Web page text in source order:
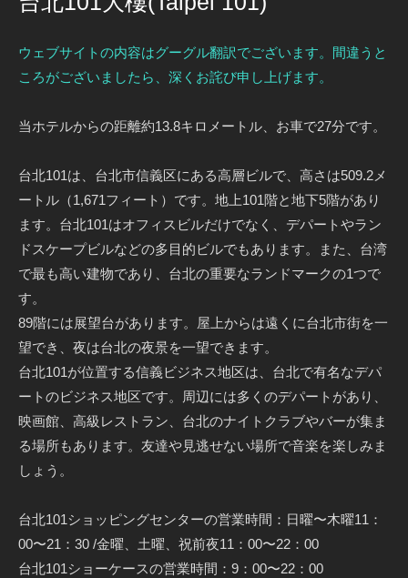
ウェブサイトの内容はグーグル翻訳でございます。間違うと
ころがございましたら、深くお詫び申し上げます。
当ホテルからの距離約13.8キロメートル、お車で27分です。
台北101は、台北市信義区にある高層ビルで、高さは509.2メ
ートル（1,671フィート）です。地上101階と地下5階があり
ます。台北101はオフィスビルだけでなく、デパートやラン
ドスケープビルなどの多目的ビルでもあります。また、台湾
で最も高い建物であり、台北の重要なランドマークの1つで
す。
89階には展望台があります。屋上からは遠くに台北市街を一
望でき、夜は台北の夜景を一望できます。
台北101が位置する信義ビジネス地区は、台北で有名なデパ
ートのビジネス地区です。周辺には多くのデパートがあり、
映画館、高級レストラン、台北のナイトクラブやバーが集ま
る場所もあります。友達や見逃せない場所で音楽を楽しみま
しょう。
台北101ショッピングセンターの営業時間：日曜〜木曜11：
00〜21：30 /金曜、土曜、祝前夜11：00〜22：00
台北101ショーケースの営業時間：9：00〜22：00